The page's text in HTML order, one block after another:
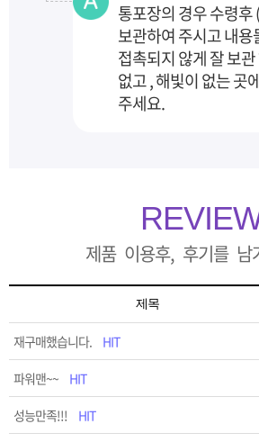
통포장의 경우 수령
보관하여 주시고 내용
접촉되지 않게 잘 보관
없고 , 해빛이 없는 곳
주세요.
제품 이용후, 후기를 남
제목
재구매했습니다. HIT
파워맨~~ HIT
성능만족!!! HIT